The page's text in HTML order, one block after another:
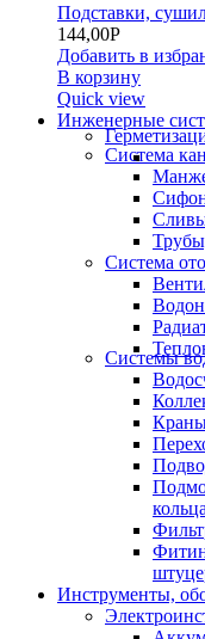
Подставки,
144,00Р
Добавить в
В корзину
Quick view
Инженерные
Система
Система
Системы
кольца
Инструменты,